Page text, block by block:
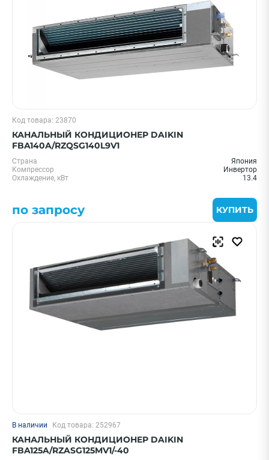
Код товара: 23870
КАНАЛЬНЫЙ КОНДИЦИОНЕР DAIKIN
FBA140A/RZQSG140L9V1
Страна
Япония
Компрессор
Инвертор
Охлаждение, кВт
13.4
по запросу КУПИТЬ
В наличии Код товара: 252967
КАНАЛЬНЫЙ КОНДИЦИОНЕР DAIKIN
FBA125A/RZASG125MV1/-40